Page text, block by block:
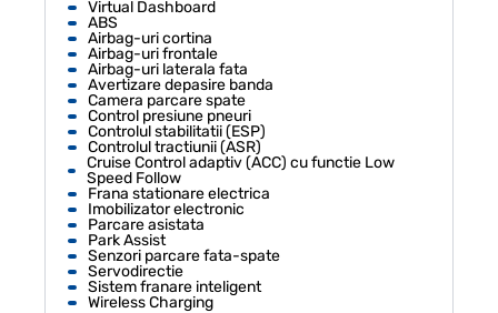
Virtual Dashboard
ABS
Airbag-uri cortina
Airbag-uri frontale
Airbag-uri laterala fata
Avertizare depasire banda
Camera parcare spate
Control presiune pneuri
Controlul stabilitatii (ESP)
Controlul tractiunii (ASR)
Cruise Control adaptiv (ACC) cu functie Low
Speed Follow
Frana stationare electrica
Imobilizator electronic
Parcare asistata
Park Assist
Senzori parcare fata-spate
Servodirectie
Sistem franare inteligent
Wireless Charging